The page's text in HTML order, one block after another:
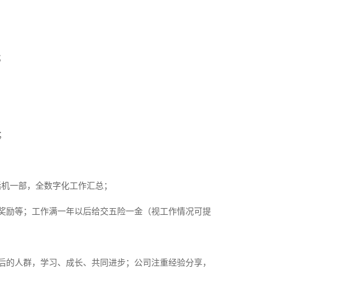
部，全数字化工作汇总；
等；工作满一年以后给交五险一金（视工作情况可提
群，学习、成长、共同进步；公司注重经验分享，